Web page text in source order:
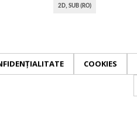
2D, SUB (RO)
COOKIES